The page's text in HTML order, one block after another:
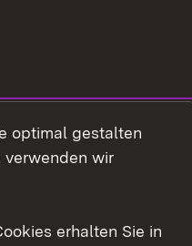
optimal gestalten
verwenden wir
erhalten Sie in